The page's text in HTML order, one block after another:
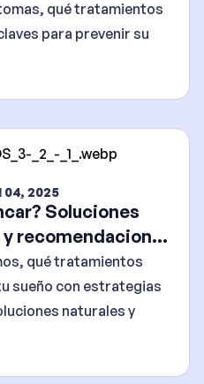
qué tratamientos
para prevenir su
04, 2025
Soluciones
recomendaciones
qué tratamientos
sueño con estrategias
naturales y